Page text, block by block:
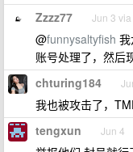
Zzzz77 Jun 3
@funnysaltyfish
账号处理了，然后
chturing184
我也被攻击了，
tengxun Jun 4